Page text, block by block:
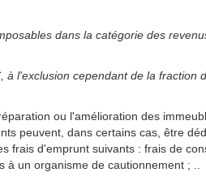
dans la catégorie des
l'exclusion cependant de la fraction
ou l'amélioration des
peuvent, dans certains cas, être
frais d'emprunt suivants : frais de
un organisme de cautionnement ; ..